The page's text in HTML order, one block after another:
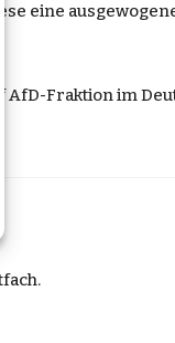
eine
AfD-Fraktion im